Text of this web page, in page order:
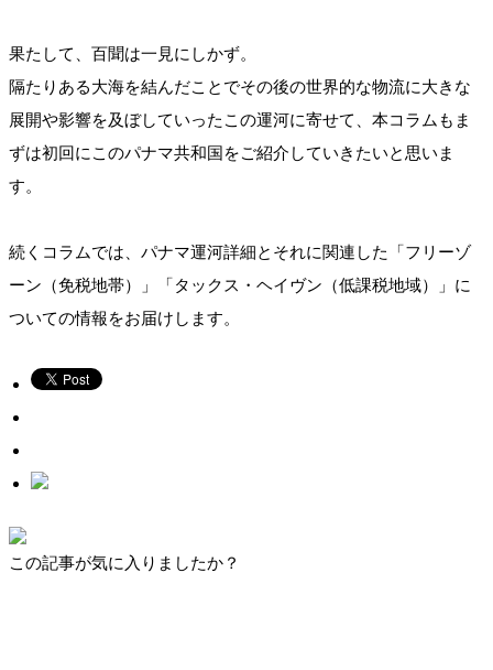
果たして、百聞は一見にしかず。
隔たりある大海を結んだことでその後の世界的な物流に大きな
展開や影響を及ぼしていったこの運河に寄せて、本コラムもま
ずは初回にこのパナマ共和国をご紹介していきたいと思いま
す。
続くコラムでは、パナマ運河詳細とそれに関連した「フリーゾ
ーン（免税地帯）」「タックス・ヘイヴン（低課税地域）」に
ついての情報をお届けします。
この記事が気に入りましたか？